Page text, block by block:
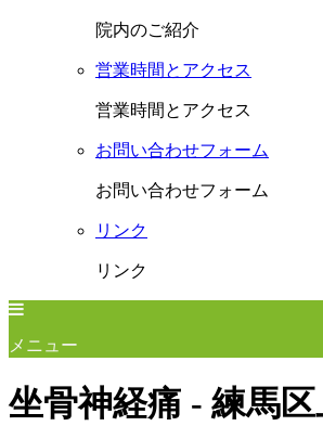
院内のご紹介
営業時間とアクセス
営業時間とアクセス
お問い合わせフォーム
お問い合わせフォーム
リンク
リンク
メニュー
坐骨神経痛 - 練馬